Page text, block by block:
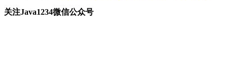
关注Java1234微信公众号